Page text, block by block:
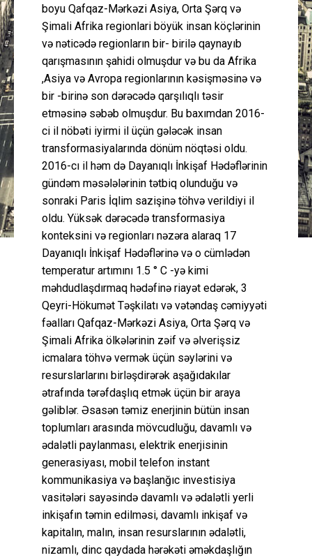
boyu Qafqaz-Mərkəzi Asiya, Orta Şərq və
Şimali Afrika regionlari böyük insan köçlərinin
və nəticədə regionların bir- birilə qaynayıb
qarışmasının şahidi olmuşdur və bu da Afrika
,Asiya və Avropa regionlarının kəsişməsinə və
bir -birinə son dərəcədə qarşılıqlı təsir
etməsinə səbəb olmuşdur. Bu baxımdan 2016-
ci il nöbəti iyirmi il üçün gələcək insan
transformasiyalarında dönüm nöqtəsi oldu.
2016-cı il həm də Dayanıqlı İnkişaf Hədəflərinin
gündəm məsələlərinin tətbiq olunduğu və
sonraki Paris İqlim sazişinə töhvə verildiyi il
oldu. Yüksək dərəcədə transformasiya
konteksini və regionları nəzəra alaraq 17
Dayanıqlı İnkişaf Hədəflərinə və o cümlədən
temperatur artımını 1.5 ° C -yə kimi
məhdudlaşdırmaq hədəfinə riayət edərək, 3
Qeyri-Hökumət Təşkilatı və vətəndaş cəmiyyəti
fəalları Qafqaz-Mərkəzi Asiya, Orta Şərq və
Şimali Afrika ölkələrinin zəif və əlverişsiz
icmalara töhvə vermək üçün səylərini və
resurslarlarını birləşdirərək aşağıdakılar
ətrafında tərəfdaşlıq etmək üçün bir araya
gəliblər. Əsasən təmiz enerjinin bütün insan
toplumları arasında mövcudluğu, davamlı və
ədalətli paylanması, elektrik enerjisinin
generasiyası, mobil telefon instant
kommunikasiya və başlanğıc investisiya
vasitələri sayəsində davamlı və ədalətli yerli
inkişafın təmin edilməsi, davamlı inkişaf və
kapitalın, malın, insan resurslarının ədalətli,
nizamlı, dinc qaydada hərəkəti əməkdaşlığın